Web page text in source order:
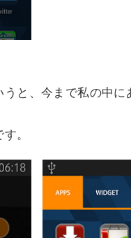
と、今まで私の中に
。